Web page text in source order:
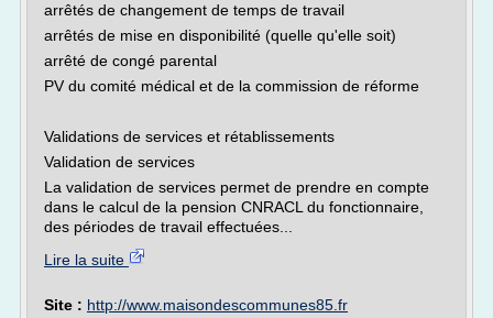
arrêtés de changement de temps de travail
arrêtés de mise en disponibilité (quelle qu'elle soit)
arrêté de congé parental
PV du comité médical et de la commission de réforme
Validations de services et rétablissements
Validation de services
La validation de services permet de prendre en compte
dans le calcul de la pension CNRACL du fonctionnaire,
des périodes de travail effectuées...
Lire la suite
Site : http://www.maisondescommunes85.fr